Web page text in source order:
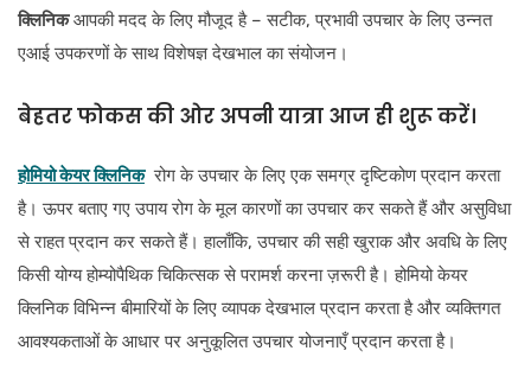
क्लिनिकआपकी मदद के लिए मौजूद है – सटीक, प्रभावी उपचार के लिए उन्नत
एआई उपकरणों के साथ विशेषज्ञ देखभाल का संयोजन।
बेहतर फोकस की ओर अपनी यात्रा आज ही शुरू करें।
होमियो केयर क्लिनिकरोग के उपचार के लिए एक समग्र दृष्टिकोण प्रदान करता
है। ऊपर बताए गए उपाय रोग के मूल कारणों का उपचार कर सकते हैं और असुविधा
से राहत प्रदान कर सकते हैं। हालाँकि, उपचार की सही खुराक और अवधि के लिए
किसी योग्य होम्योपैथिक चिकित्सक से परामर्श करना ज़रूरी है। होमियो केयर
क्लिनिक विभिन्न बीमारियों के लिए व्यापक देखभाल प्रदान करता है और व्यक्तिगत
आवश्यकताओं के आधार पर अनुकूलित उपचार योजनाएँ प्रदान करता है।